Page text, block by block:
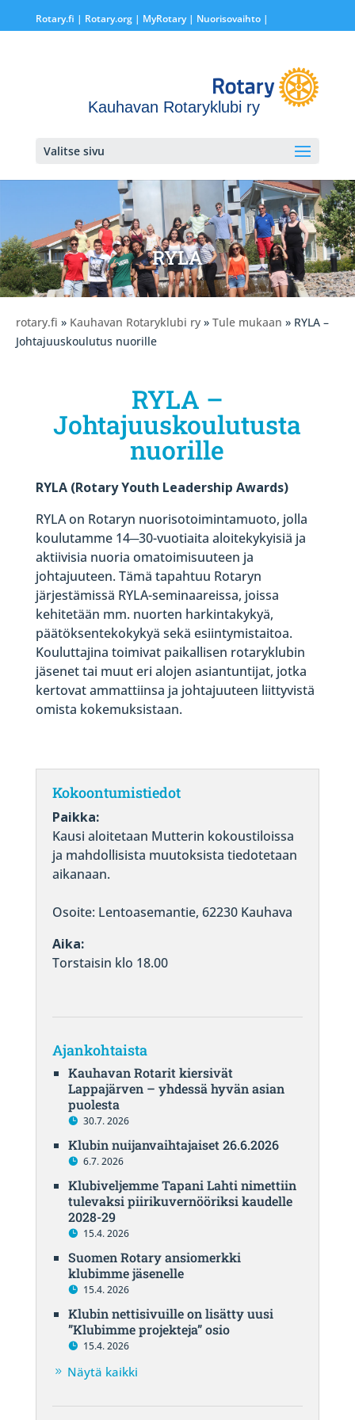
Rotary.fi | Rotary.org| MyRotary | Nuorisovaihto|
Kauhavan Rotaryklubi ry
Valitse sivu
RYLA
rotary.fi » Kauhavan Rotaryklubi ry » Tule mukaan » RYLA –
Johtajuuskoulutus nuorille
RYLA –
Johtajuuskoulutusta
nuorille
RYLA (Rotary Youth Leadership Awards)
RYLA on Rotaryn nuorisotoimintamuoto, jolla
koulutamme 14─30-vuotiaita aloitekykyisiä ja
aktiivisia nuoria omatoimisuuteen ja
johtajuuteen. Tämä tapahtuu Rotaryn
järjestämissä RYLA-seminaareissa, joissa
kehitetään mm. nuorten harkintakykyä,
päätöksentekokykyä sekä esiintymistaitoa.
Kouluttajina toimivat paikallisen rotaryklubin
jäsenet tai muut eri alojen asiantuntijat, jotka
kertovat ammattiinsa ja johtajuuteen liittyvistä
omista kokemuksistaan.
Kokoontumistiedot
Paikka:
Kausi aloitetaan Mutterin kokoustiloissa
ja mahdollisista muutoksista tiedotetaan
aikanaan.
Osoite: Lentoasemantie, 62230 Kauhava
Aika:
Torstaisin klo 18.00
Ajankohtaista
Kauhavan Rotarit kiersivät
Lappajärven – yhdessä hyvän asian
puolesta
30.7. 2026
Klubin nuijanvaihtajaiset 26.6.2026
6.7. 2026
Klubiveljemme Tapani Lahti nimettiin
tulevaksi piirikuvernööriksi kaudelle
2028-29
15.4. 2026
Suomen Rotary ansiomerkki
klubimme jäsenelle
15.4. 2026
Klubin nettisivuille on lisätty uusi
”Klubimme projekteja” osio
15.4. 2026
Näytä kaikki